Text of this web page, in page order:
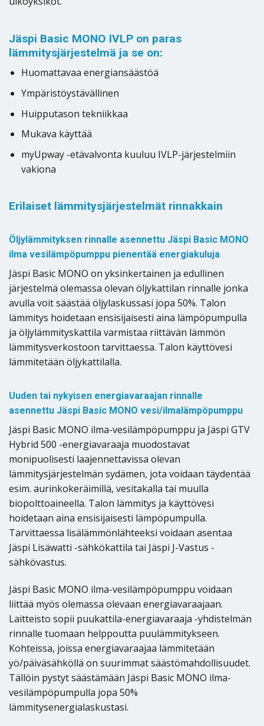
Jäspi Basic MONO IVLP on paras
lämmitysjärjestelmä ja se on:
Huomattavaa energiansäästöä
Ympäristöystävällinen
Huipputason tekniikkaa
Mukava käyttää
myUpway -etävalvonta kuuluu IVLP-järjestelmiin
vakiona
Erilaiset lämmitysjärjestelmät rinnakkain
Öljylämmityksen rinnalle asennettu Jäspi Basic MONO
ilma vesilämpöpumppu pienentää energiakuluja
Jäspi Basic MONO on yksinkertainen ja edullinen
järjestelmä olemassa olevan öljykattilan rinnalle jonka
avulla voit säästää öljylaskussasi jopa 50%. Talon
lämmitys hoidetaan ensisijaisesti aina lämpöpumpulla
ja öljylämmityskattila varmistaa riittävän lämmön
lämmitysverkostoon tarvittaessa. Talon käyttövesi
lämmitetään öljykattilalla.
Uuden tai nykyisen energiavaraajan rinnalle
asennettu Jäspi Basic MONO vesi/ilmalämpöpumppu
Jäspi Basic MONO ilma-vesilämpöpumppu ja Jäspi GTV
Hybrid 500 -energiavaraaja muodostavat
monipuolisesti laajennettavissa olevan
lämmitysjärjestelmän sydämen, jota voidaan täydentää
esim. aurinkokeräimillä, vesitakalla tai muulla
biopolttoaineella. Talon lämmitys ja käyttövesi
hoidetaan aina ensisijaisesti lämpöpumpulla.
Tarvittaessa lisälämmönlähteeksi voidaan asentaa
Jäspi Lisäwatti -sähkökattila tai Jäspi J-Vastus -
sähkövastus.
Jäspi Basic MONO ilma-vesilämpöpumppu voidaan
liittää myös olemassa olevaan energiavaraajaan.
Laitteisto sopii puukattila-energiavaraaja -yhdistelmän
rinnalle tuomaan helppoutta puulämmitykseen.
Kohteissa, joissa energiavaraajaa lämmitetään
yö/päiväsähköllä on suurimmat säästömahdollisuudet.
Tällöin pystyt säästämään Jäspi Basic MONO ilma-
vesilämpöpumpulla jopa 50%
lämmitysenergialaskustasi.